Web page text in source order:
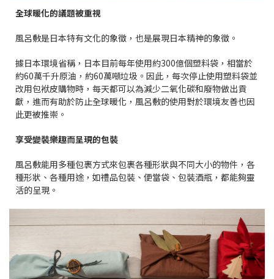
全球暖化的議題被重視
風呂敷是日本特有文化的象徵，也是展現日本精神的象徵。
據日本環境省稱，日本目前每年使用約300億個塑料袋，相當於
約60萬千升原油，約60萬噸垃圾。因此，每次停止使用塑料袋並
改用包袱皮購物時，每天都可以為減少二氧化碳和廢物做出貢
獻，進而有助於防止全球暖化，風呂敷的使用對於環境友善也因
此更被推崇。
享受變裝樂趣而呈現的包裝
風呂敷能用多種包裹方式來包裹各種形狀與不同大小的物件，各
種形狀、各種用途，如禮品包裝、便當袋、包裝酒瓶，都能夠靈
活的呈現。